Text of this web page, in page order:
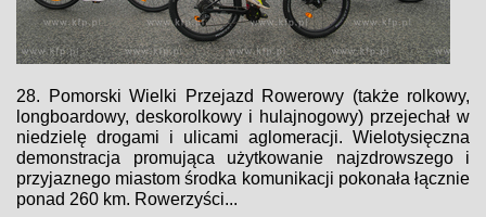
28. Pomorski Wielki Przejazd Rowerowy (także rolkowy,
longboardowy, deskorolkowy i hulajnogowy) przejechał w
niedzielę drogami i ulicami aglomeracji. Wielotysięczna
demonstracja promująca użytkowanie najzdrowszego i
przyjaznego miastom środka komunikacji pokonała łącznie
ponad 260 km. Rowerzyści...